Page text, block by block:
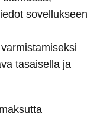
sovellukseen
tasaisella ja